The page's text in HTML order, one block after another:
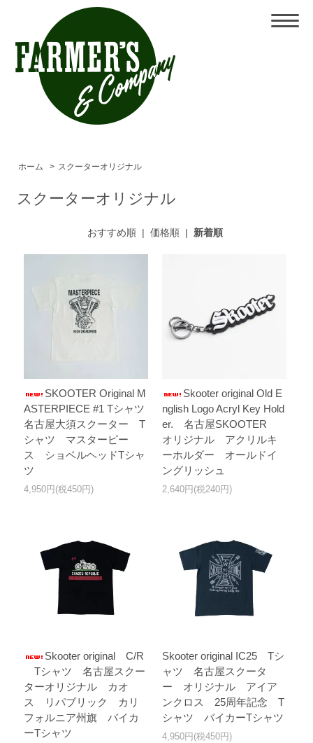
ホーム > スクーターオリジナル
スクーターオリジナル
おすすめ順| 価格順| 新着順
SKOOTER Original M
ASTERPIECE #1 Tシャツ
名古屋大須スクーター T
シャツ マスターピー
ス ショベルヘッドTシャ
ツ
4,950円(税450円)
Skooter original Old E
nglish Logo Acryl Key Hold
er. 名古屋SKOOTER
オリジナル アクリルキ
ーホルダー オールドイ
ングリッシュ
2,640円(税240円)
Skooter original C/R
Tシャツ 名古屋スクー
ターオリジナル カオ
ス リパブリック カリ
フォルニア州旗 バイカ
ーTシャツ
Skooter original IC25 Tシ
ャツ 名古屋スクータ
ー オリジナル アイア
ンクロス 25周年記念 T
シャツ バイカーTシャツ
4,950円(税450円)